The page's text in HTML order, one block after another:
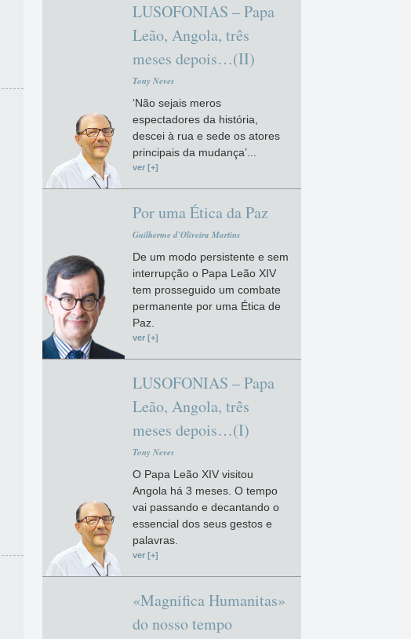
LUSOFONIAS – Papa
Leão, Angola, três
meses depois…(II)
Tony Neves
‘Não sejais meros
espectadores da história,
descei à rua e sede os atores
principais da mudança’...
ver [+]
Por uma Ética da Paz
Guilherme d'Oliveira Martins
De um modo persistente e sem
interrupção o Papa Leão XIV
tem prosseguido um combate
permanente por uma Ética de
Paz.
ver [+]
LUSOFONIAS – Papa
Leão, Angola, três
meses depois…(I)
Tony Neves
O Papa Leão XIV visitou
Angola há 3 meses. O tempo
vai passando e decantando o
essencial dos seus gestos e
palavras.
ver [+]
«Magnifica Humanitas»
do nosso tempo